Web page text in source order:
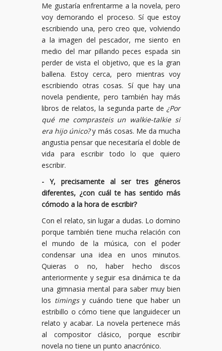
Me gustaría enfrentarme a la novela, pero
voy demorando el proceso. Sí que estoy
escribiendo una, pero creo que, volviendo
a la imagen del pescador, me siento en
medio del mar pillando peces espada sin
perder de vista el objetivo, que es la gran
ballena. Estoy cerca, pero mientras voy
escribiendo otras cosas. Sí que hay una
novela pendiente, pero también hay más
libros de relatos, la segunda parte de ¿Por
qué me comprasteis un walkie-talkie si
era hijo único?y más cosas. Me da mucha
angustia pensar que necesitaría el doble de
vida para escribir todo lo que quiero
escribir.
- Y, precisamente al ser tres géneros
diferentes, ¿con cuál te has sentido más
cómodo a la hora de escribir?
Con el relato, sin lugar a dudas. Lo domino
porque también tiene mucha relación con
el mundo de la música, con el poder
condensar una idea en unos minutos.
Quieras o no, haber hecho discos
anteriormente y seguir esa dinámica te da
una gimnasia mental para saber muy bien
los timingsy cuándo tiene que haber un
estribillo o cómo tiene que languidecer un
relato y acabar. La novela pertenece más
al compositor clásico, porque escribir
novela no tiene un punto anacrónico.